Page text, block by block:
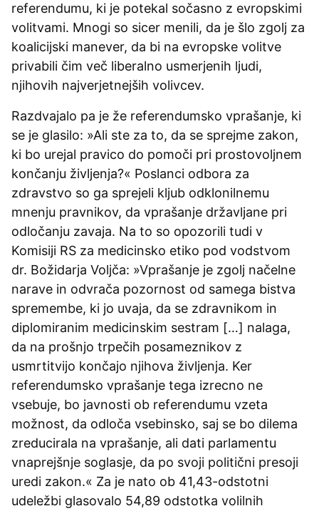
referendumu, ki je potekal sočasno z evropskimi
volitvami. Mnogi so sicer menili, da je šlo zgolj za
koalicijski manever, da bi na evropske volitve
privabili čim več liberalno usmerjenih ljudi,
njihovih najverjetnejših volivcev.
Razdvajalo pa je že referendumsko vprašanje, ki
se je glasilo: »Ali ste za to, da se sprejme zakon,
ki bo urejal pravico do pomoči pri prostovoljnem
končanju življenja?« Poslanci odbora za
zdravstvo so ga sprejeli kljub odklonilnemu
mnenju pravnikov, da vprašanje državljane pri
odločanju zavaja. Na to so opozorili tudi v
Komisiji RS za medicinsko etiko pod vodstvom
dr. Božidarja Voljča: »Vprašanje je zgolj načelne
narave in odvrača pozornost od samega bistva
spremembe, ki jo uvaja, da se zdravnikom in
diplomiranim medicinskim sestram […] nalaga,
da na prošnjo trpečih posameznikov z
usmrtitvijo končajo njihova življenja. Ker
referendumsko vprašanje tega izrecno ne
vsebuje, bo javnosti ob referendumu vzeta
možnost, da odloča vsebinsko, saj se bo dilema
zreducirala na vprašanje, ali dati parlamentu
vnaprejšnje soglasje, da po svoji politični presoji
uredi zakon.« Za je nato ob 41,43-odstotni
udeležbi glasovalo 54,89 odstotka volilnih